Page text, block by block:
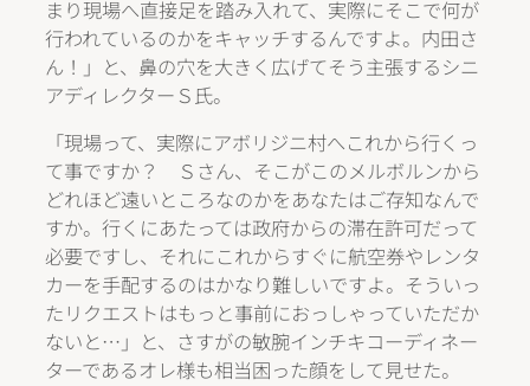
まり現場へ直接足を踏み入れて、実際にそこで何が
行われているのかをキャッチするんですよ。内田さ
ん！」と、鼻の穴を大きく広げてそう主張するシニ
アディレクターＳ氏。
「現場って、実際にアボリジニ村へこれから行くっ
て事ですか？ Ｓさん、そこがこのメルボルンから
どれほど遠いところなのかをあなたはご存知なんで
すか。行くにあたっては政府からの滞在許可だって
必要ですし、それにこれからすぐに航空券やレンタ
カーを手配するのはかなり難しいですよ。そういっ
たリクエストはもっと事前におっしゃっていただか
ないと…」と、さすがの敏腕インチキコーディネー
ターであるオレ様も相当困った顔をして見せた。